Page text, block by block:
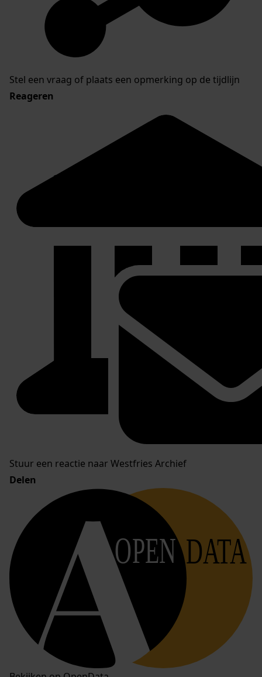
Stel een vraag of plaats een opmerking op de tijdlijn
Reageren
Stuur een reactie naar Westfries Archief
Delen
OPEN DATA